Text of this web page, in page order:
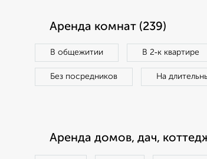
Аренда комнат (239)
В общежитии В 2‑к квартире
Без посредников На
Аренда домов, дач,